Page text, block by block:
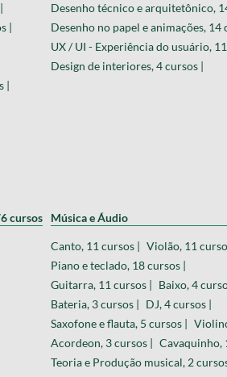
|
|
Desenho técnico e arquitetônico,
Desenho no papel e animações, 14
UX / UI - Experiência do usuário,
Design de interiores, 4 cursos |
cursos Música e Áudio
Canto, 11 cursos | Violão, 11
Piano e teclado, 18 cursos |
Guitarra, 11 cursos | Baixo, 4
Bateria, 3 cursos | DJ, 4 cursos |
Saxofone e flauta, 5 cursos |
Acordeon, 3 cursos | Cavaquinho,
Teoria e Produção musical, 2